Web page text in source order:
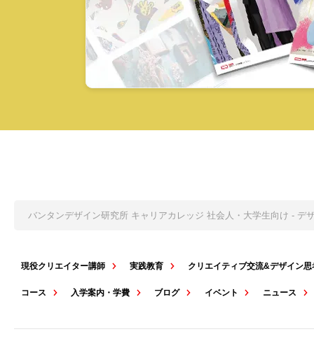
バンタンデザイン研究所 キャリアカレッジ 社会人・大学生向け -
現役クリエイター講師 実践教育 クリエイティブ交流&デザイン思
コース 入学案内・学費 ブログ イベント ニュース